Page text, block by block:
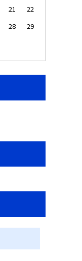
21
22
28
29